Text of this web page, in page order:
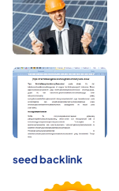
seed backlink